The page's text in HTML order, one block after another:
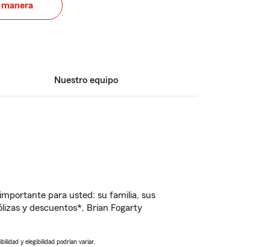
manera
Nuestro equipo
para usted: su familia, sus
y descuentos*, Brian Fogarty
y elegibilidad podrían variar.